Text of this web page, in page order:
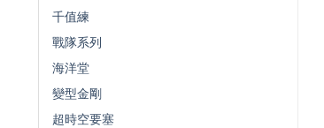
千值練
戰隊系列
海洋堂
變型金剛
超時空要塞